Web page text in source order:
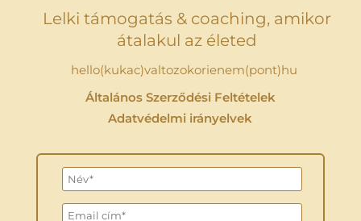
Lelki támogatás & coaching, amikor
átalakul az életed
hello(kukac)valtozokorienem(pont)hu
Általános Szerződési Feltételek
Adatvédelmi irányelvek